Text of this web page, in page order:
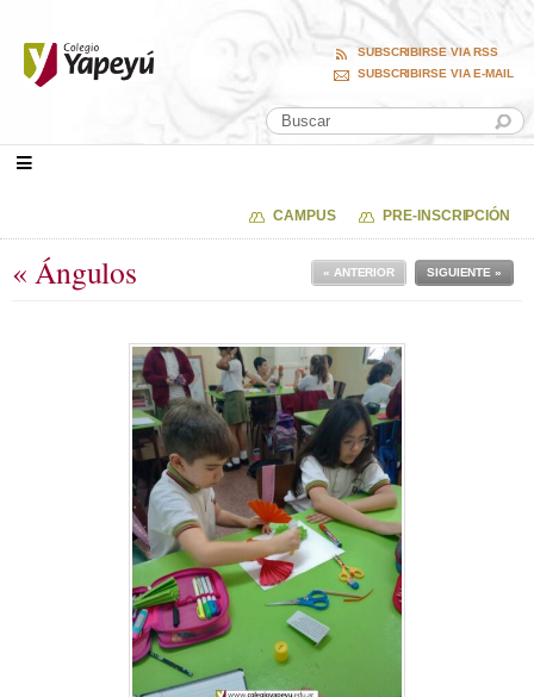
SUBSCRIBIRSE VIA RSS
SUBSCRIBIRSE VIA E-MAIL
CAMPUS PRE-INSCRIPCIÓN
« Ángulos SIGUIENTE »
« ANTERIOR